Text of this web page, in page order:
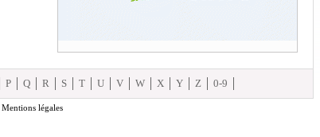
P Q R S T U V W X Y Z 0-9
Mentions légales